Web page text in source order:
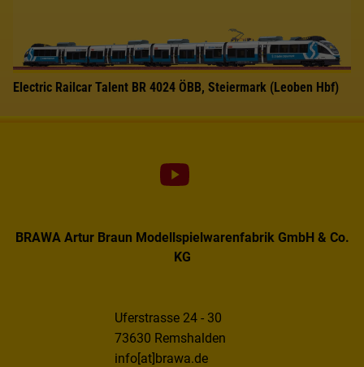
Electric Railcar Talent BR 4024 ÖBB, Steiermark (Leoben Hbf)
BRAWA Artur Braun Modellspielwarenfabrik GmbH & Co.
KG
Uferstrasse 24 - 30
73630 Remshalden
info[at]brawa.de